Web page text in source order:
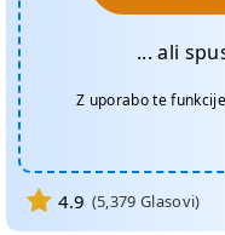
... ali
Z uporabo te
4.9 (5,379 Glasovi)